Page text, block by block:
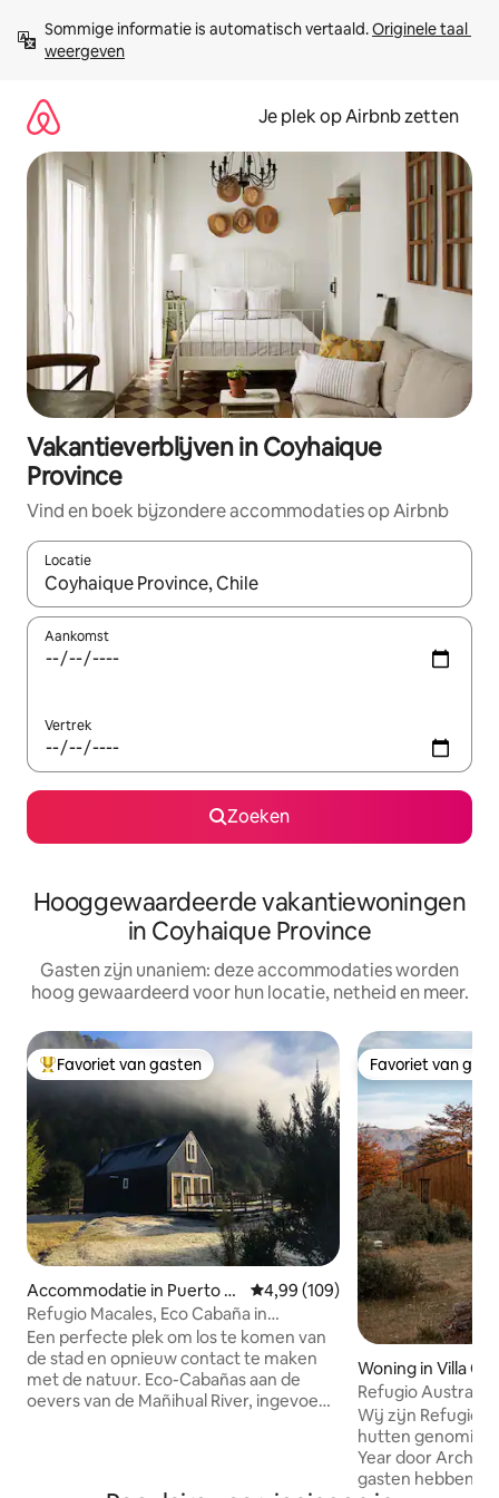
direct
naar
Sommige informatie is automatisch vertaald. Originele taal
weergeven
Je plek op Airbnb zetten
Vakantieverblijven in Coyhaique
Province
Vind en boek bijzondere accommodaties op Airbnb
Locatie
Wanneer er resultaten beschikbaar zijn, maak je een keuze
Aankomst
Vertrek
Zoeken
Hooggewaardeerde vakantiewoningen
in Coyhaique Province
Gasten zijn unaniem: deze accommodaties worden
hoog gewaardeerd voor hun locatie, netheid en meer.
Topfavoriet van gasten
Favoriet van gasten
Accommodatie in Puerto A
ysén
Gemiddelde beoordeling van
4,99 (109)
Refugio Macales, Eco Cabaña in
Patagonië 1
Een perfecte plek om los te komen van
de stad en opnieuw contact te maken
met de natuur. Eco-Cabañas aan de
oevers van de Mañihual River, ingevoegd
Favoriet van
Favoriet van
Woning in Villa
Refugio Austral
Wij zijn Refugios
hutten
Year door
gasten hebben